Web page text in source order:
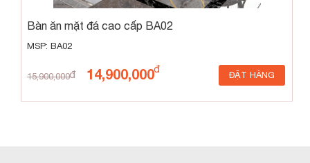
Bàn ăn mặt đá cao cấp BA02
MSP: BA02
15,900,000 14,900,000 ĐẶT HÀNG